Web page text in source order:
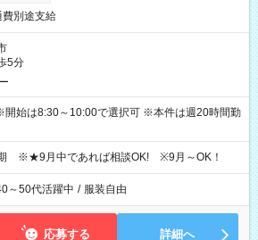
別途支給
5分
始は8:30～10:00で選択可 ※本件は週20時間勤
※★9月中であれば相談OK! ※9月～OK！
～50代活躍中 / 服装自由
応募する 詳細へ